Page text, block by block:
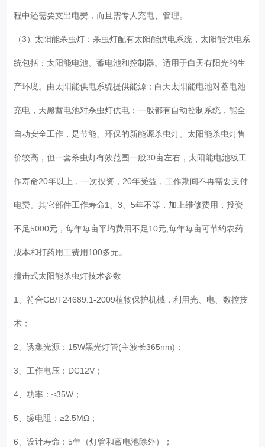
程中还需要支出电费，而且需专人充电、管理。
（3）太阳能杀虫灯：杀虫灯配有太阳能供电系统，太阳能供电系
统包括：太阳能电池、蓄电池和控制器。适用于白天有阳光的生
产环境。由太阳能供电系统提供能源；白天太阳能电池对蓄电池
充电，天黑蓄电池对杀虫灯供电；一般都有自动控制系统，能全
自动安全工作，是节能、环保的新能源杀虫灯。太阳能杀虫灯售
价较高，但一套杀虫灯有效范围一般30亩左右，太阳能电池板工
作寿命20年以上，一次投资，20年受益，工作期间不再需要支付
电费。其它部件工作寿命1、3、5年不等，加上维修费用，投资
不足5000元，每年每亩平均费用不足10元,每年每亩可节约农药
成本和打药用工费用100多元。
撞击式太阳能杀虫灯技术参数
1、符合GB/T24689.1-2009植物保护机械，利用光、电、数控技
术；
2、诱集光源：15W黑光灯管(主波长365nm)；
3、工作电压：DC12V；
4、功率：≤35W；
5、缘电阻：≥2.5MΩ；
6、设计寿命：5年（灯管和蓄电池除外）；